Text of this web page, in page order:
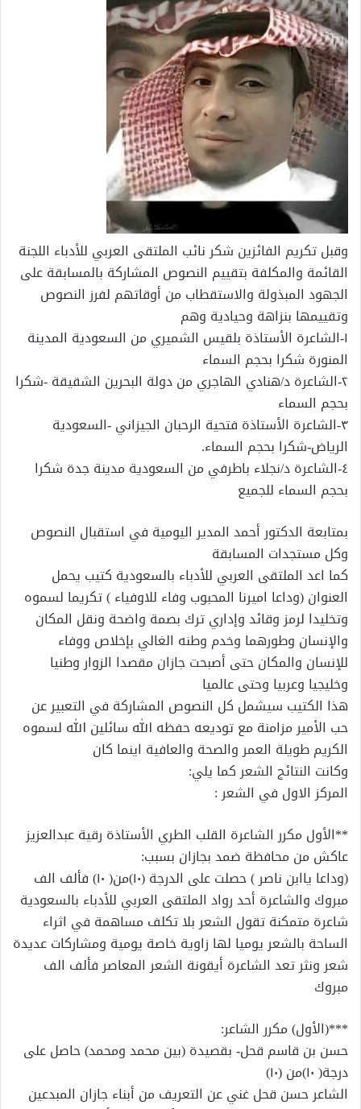
وقبل تكريم الفائزين شكر نائب الملتقى العربي للأدباء اللجنة
القائمة والمكلفة بتقييم النصوص المشاركة بالمسابقة على
الجهود المبذولة والاستقطاب من أوقاتهم لفرز النصوص
وتقييمها بنزاهة وحيادية وهم
١-الشاعرة الأستاذة بلقيس الشميري من السعودية المدينة
المنورة شكرا بحجم السماء
٢-الشاعرة د/هنادي الهاجري من دولة البحرين الشقيقة -شكرا
بحجم السماء
٣-الشاعرة الأستاذة فتحية الرحبان الجيزاني -السعودية
الرياض-شكرا بحجم السماء.
٤-الشاعرة د/نجلاء باطرفي من السعودية مدينة جدة شكرا
بحجم السماء للجميع
بمتابعة الدكتور أحمد المدير اليومية في استقبال النصوص
وكل مستجدات المسابقة
كما اعد الملتقى العربي للأدباء بالسعودية كتيب يحمل
العنوان (وداعا اميرنا المحبوب وفاء للاوفياء ) تكريما لسموه
وتخليدا لرمز وقائد وإداري ترك بصمة واضحة ونقل المكان
والإنسان وطورهما وخدم وطنه الغالي بإخلاص ووفاء
للإنسان والمكان حتى أصبحت جازان مقصدا الزوار وطنيا
وخليجيا وعربيا وحتى عالميا
هذا الكتيب سيشمل كل النصوص المشاركة في التعبير عن
حب الأمير مزامنة مع توديعه حفظه الله سائلين الله لسموه
الكريم طويلة العمر والصحة والعافية اينما كان
وكانت النتائج الشعر كما يلي:
المركز الاول في الشعر :
**الأول مكرر الشاعرة القلب الطري الأستاذة رقية عبدالعزيز
عاكش من محافظة ضمد بجازان بسبب:
(وداعا ياابن ناصر ) حصلت على الدرجة (١٠)من( ١٠) فألف الف
مبروك والشاعرة أحد رواد الملتقى العربي للأدباء بالسعودية
شاعرة متمكنة تقول الشعر بلا تكلف مساهمة في اثراء
الساحة بالشعر يوميا لها زاوية خاصة يومية ومشاركات عديدة
شعر ونثر تعد الشاعرة أيقونة الشعر المعاصر فألف الف
مبروك
***(الأول) مكرر الشاعر:
حسن بن قاسم قحل- بقصيدة (بين محمد ومحمد) حاصل على
درجة( ١٠)من (١٠)
الشاعر حسن قحل غني عن التعريف من أبناء جازان المبدعين